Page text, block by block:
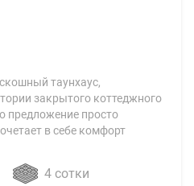
таунхаус,
закрытого коттеджного
предложение просто
в себе комфорт
4 сотки